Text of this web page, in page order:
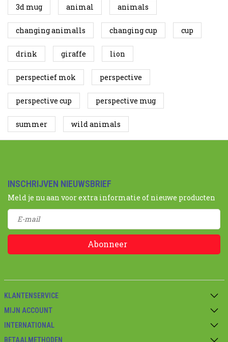
3d mug animal animals
changing animalls changing cup cup
drink giraffe lion
perspectief mok perspective
perspective cup perspective mug
summer wild animals
INSCHRIJVEN NIEUWSBRIEF
Meld je nu aan voor extra informatie of nieuwe producten
Abonneer
KLANTENSERVICE
MIJN ACCOUNT
INTERNATIONAL
BETAALMETHODEN